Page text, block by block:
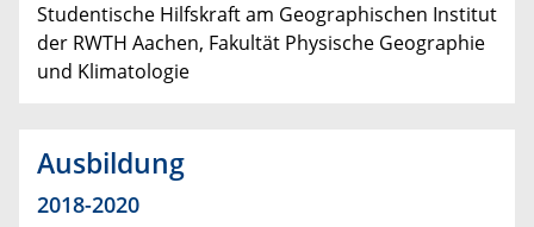
Studentische Hilfskraft am Geographischen Institut
der RWTH Aachen, Fakultät Physische Geographie
und Klimatologie
Ausbildung
2018-2020